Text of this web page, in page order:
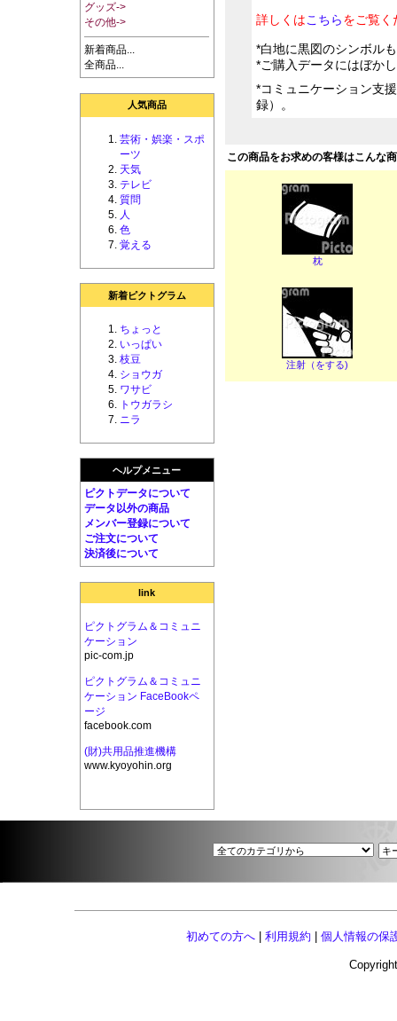
グッズ->
その他->
新着商品...
全商品...
人気商品
芸術・娯楽・スポ
ーツ
天気
テレビ
質問
人
色
覚える
新着ピクトグラム
ちょっと
いっぱい
枝豆
ショウガ
ワサビ
トウガラシ
ニラ
ヘルプメニュー
ピクトデータについて
データ以外の商品
メンバー登録について
ご注文について
決済後について
link
ピクトグラム＆コミュニ
ケーション
pic-com.jp
ピクトグラム＆コミュニ
ケーション FaceBookペ
ージ
facebook.com
(財)共用品推進機構
www.kyoyohin.org
詳しくはこちらをご覧く
*白地に黒図のシンボル
*ご購入データにはぼか
*コミュニケーション支
録）。
この商品をお求めの客様はこんな
枕
注射（をする)
初めての方へ 利用規約 個人情報の保